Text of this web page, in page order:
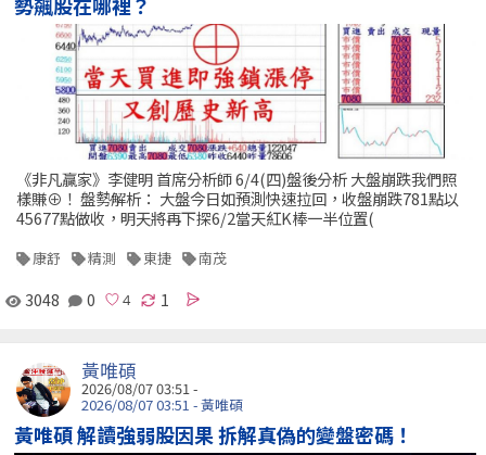
《非凡贏家》李健明 首席分析師 6/4(四)盤後分析 大盤崩跌我們照
樣賺⊕！ 盤勢解析： 大盤今日如預測快速拉回，收盤崩跌781點以
45677點做收，明天將再下探6/2當天紅K棒一半位置(
康舒 精測 東捷 南茂
3048 0 1
黃唯碩
2026/08/07 03:51 -
2026/08/07 03:51 - 黃唯碩
黃唯碩 解讀強弱股因果 拆解真偽的變盤密碼！